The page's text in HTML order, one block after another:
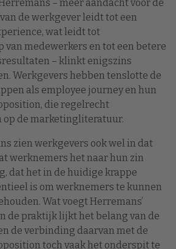
– meer aandacht voor de
de werkgever leidt tot een
wat leidt tot
van medewerkers en tot een betere
– klinkt enigszins
Werkgevers hebben tenslotte de
als employee journey en hun
die regelrecht
de marketingliteratuur.
zien werkgevers ook wel in dat
werknemers het naar hun zin
dat het in de huidige krappe
is om werknemers te kunnen
Wat voegt Herremans’
de praktijk lijkt het belang van de
de verbinding daarvan met de
toch vaak het onderspit te